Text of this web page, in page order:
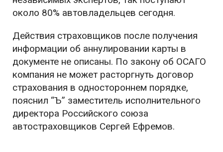
около 80% автовладельцев сегодня.
Действия страховщиков после получения
информации об аннулировании карты в
документе не описаны. По закону об ОСАГО
компания не может расторгнуть договор
страхования в одностороннем порядке,
пояснил “Ъ” заместитель исполнительного
директора Российского союза
автостраховщиков Сергей Ефремов.